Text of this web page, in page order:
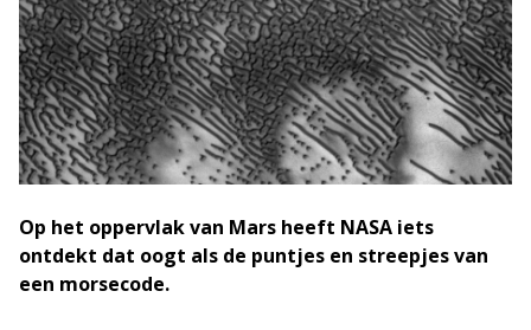
Op het oppervlak van Mars heeft NASA iets
ontdekt dat oogt als de puntjes en streepjes van
een morsecode.